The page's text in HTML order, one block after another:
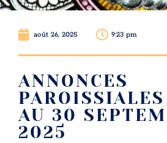
août 26, 2025 9:23 pm
ANNONCES
AU 30
2025